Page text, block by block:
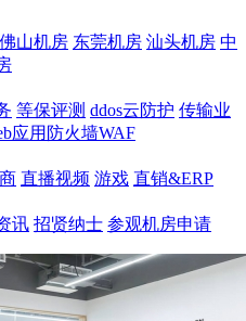
佛山机房 东莞机房 汕头机房 中
等保评测 ddos云防护 传输业
应用防火墙WAF
直播视频 游戏 直销&ERP
讯 招贤纳士 参观机房申请